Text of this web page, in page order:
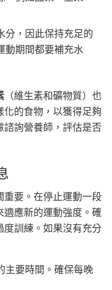
分，因此保持充足的
動期間都要補充水
（維生素和礦物質）也
的食物，以獲得足夠
詢營養師，評估是否
要。在停止運動一段
應新的運動強度。確
訓練。如果沒有充分
主要時間。確保每晚